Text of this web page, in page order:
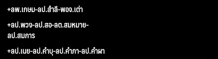
+ลพ.เกษม-ลป.สำลี-พอจ.เต่า
+ลป.พวง-ลป.สอ-ลต.สมหมาย-
ลป.สมภาร
+ลป.เนย-ลป.คำบุ-ลป.คำภา-ลป.คำผา